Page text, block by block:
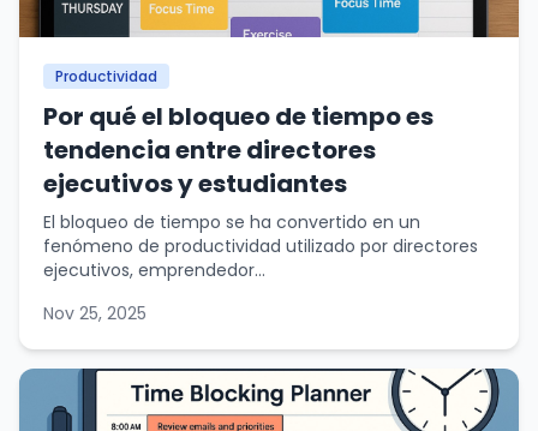
Productividad
Por qué el bloqueo de tiempo es
tendencia entre directores
ejecutivos y estudiantes
El bloqueo de tiempo se ha convertido en un
fenómeno de productividad utilizado por directores
ejecutivos, emprendedor...
Nov 25, 2025